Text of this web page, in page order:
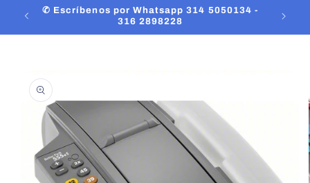
✆ Escríbenos por Whatsapp 314 5050134 -
316 2898228
información
del producto